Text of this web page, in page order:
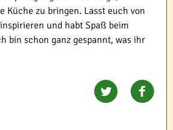
Küche zu bringen. Lasst euch von
und habt Spaß beim
bin schon ganz gespannt, was ihr